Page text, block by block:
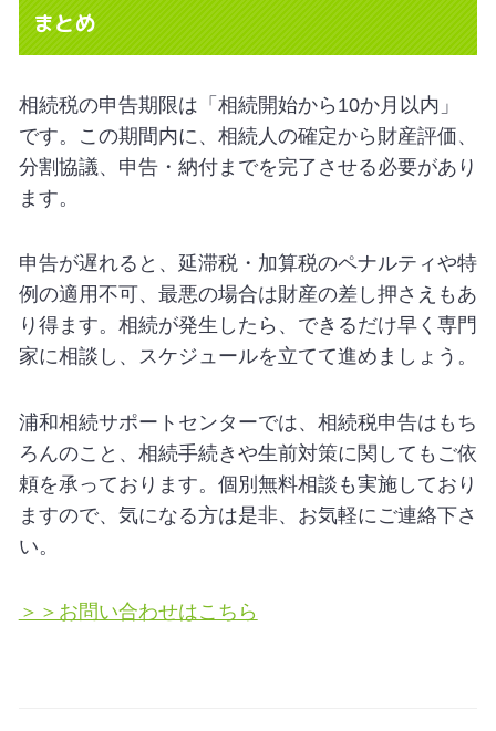
まとめ
相続税の申告期限は「相続開始から10か月以内」
です。この期間内に、相続人の確定から財産評価、
分割協議、申告・納付までを完了させる必要があり
ます。
申告が遅れると、延滞税・加算税のペナルティや特
例の適用不可、最悪の場合は財産の差し押さえもあ
り得ます。相続が発生したら、できるだけ早く専門
家に相談し、スケジュールを立てて進めましょう。
浦和相続サポートセンターでは、相続税申告はもち
ろんのこと、相続手続きや生前対策に関してもご依
頼を承っております。個別無料相談も実施しており
ますので、気になる方は是非、お気軽にご連絡下さ
い。
＞＞お問い合わせはこちら